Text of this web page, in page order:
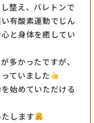
整え、バレトンで
有酸素運動でじん
と身体を癒してい
多かったですが、
ていました
始めていただける
します